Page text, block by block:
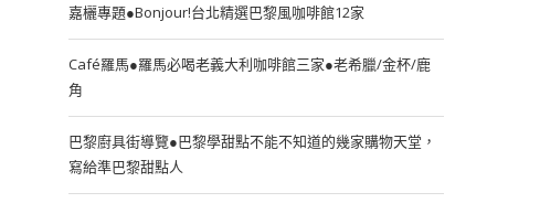
嘉欐專題●Bonjour!台北精選巴黎風咖啡館12家
Café羅馬●羅馬必喝老義大利咖啡館三家●老希臘/金杯/鹿
角
巴黎廚具街導覽●巴黎學甜點不能不知道的幾家購物天堂，
寫給準巴黎甜點人